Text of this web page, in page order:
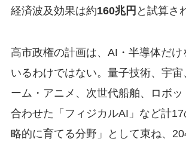
経済波及効果は約160兆円 と試算さ
高市政権の計画は、AI・半導体だけ
いるわけではない。量子技術、宇
ーム・アニメ、次世代船舶、ロボ
合わせた「フィジカルAI」など計
略的に育てる分野」として束ね、